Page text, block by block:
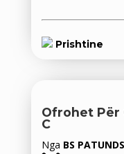
Prishtine
Ofrohet Për
C
Nga BS